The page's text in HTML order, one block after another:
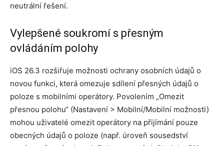
neutrální řešení.
Vylepšené soukromí s přesným
ovládáním polohy
iOS 26.3 rozšiřuje možnosti ochrany osobních údajů o
novou funkci, která omezuje sdílení přesných údajů o
poloze s mobilními operátory. Povolením „Omezit
přesnou polohu“ (Nastavení > Mobilní/Mobilní možnosti)
mohou uživatelé omezit operátory na přijímání pouze
obecných údajů o poloze (např. úroveň sousedství